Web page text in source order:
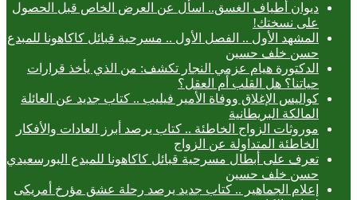
ديوان أطياف الغسق.. اسأل عن العرض الخاص قبل الحصول
على نسختك!
المشهد الأول .. الفصل الأول .. مسرحية قبائل كاكاهونا للمبدع
حسن خلف حسين
الدكتورة هيام عزمي النجار تكشف: من الذي يأخذ قرارات
حياتنا؟ هل القلب أم العقل؟
كواليس الإغلاق ووفاة الأمير فيليب .. كتاب جديد عن العائلة
المالكة البريطانية
موروثات الزواج الخاطئة .. كتاب يرصد أبرز العادات والأفكار
الخاطئة المتداولة عن الزواج
تعرف على أبطال مسرحية قبائل كاكاهونا للمبدع البورسعيدي
حسن خلف حسين
إعلام الجماهير .. كتاب جديد يرصد رحلة عشق مؤرخ أمريكى